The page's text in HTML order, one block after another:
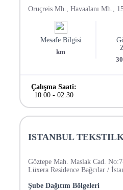
Oruçreis Mh., Havaalanı Mh.,
Mesafe Bilgisi
km
30
Çalışma Saati:
10:00- 02:30
ISTANBUL
Göztepe Mah. Maslak Cad.
Lüxera Residence Bağcılar /
Şube Dağıtım Bölgeleri